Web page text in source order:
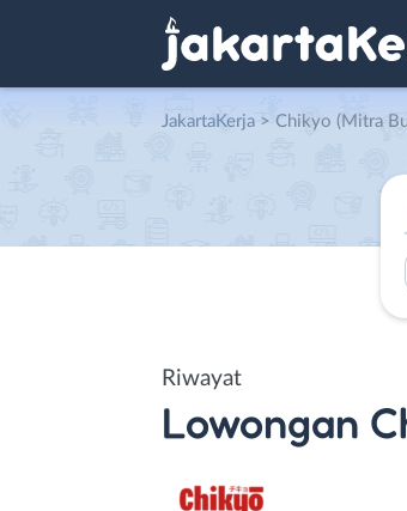
JakartaKerja > Chikyo (Mitra
Riwayat
Lowongan